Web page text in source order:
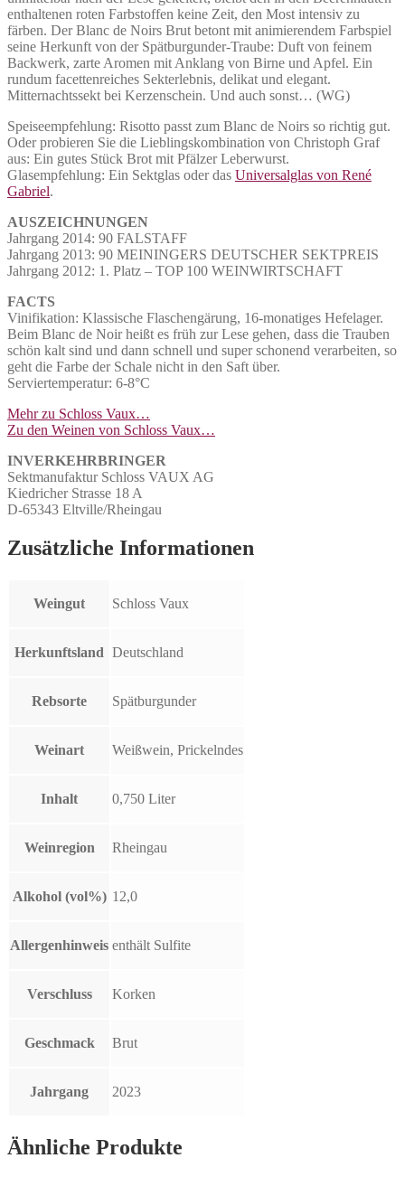
enthaltenen roten Farbstoffen keine Zeit, den Most intensiv zu
färben. Der Blanc de Noirs Brut betont mit animierendem Farbspiel
seine Herkunft von der Spätburgunder-Traube: Duft von feinem
Backwerk, zarte Aromen mit Anklang von Birne und Apfel. Ein
rundum facettenreiches Sekterlebnis, delikat und elegant.
Mitternachtssekt bei Kerzenschein. Und auch sonst… (WG)
Speiseempfehlung: Risotto passt zum Blanc de Noirs so richtig gut.
Oder probieren Sie die Lieblingskombination von Christoph Graf
aus: Ein gutes Stück Brot mit Pfälzer Leberwurst.
Glasempfehlung: Ein Sektglas oder das Universalglas von René
Gabriel.
AUSZEICHNUNGEN
Jahrgang 2014: 90 FALSTAFF
Jahrgang 2013: 90 MEININGERS DEUTSCHER SEKTPREIS
Jahrgang 2012: 1. Platz – TOP 100 WEINWIRTSCHAFT
FACTS
Vinifikation: Klassische Flaschengärung, 16-monatiges Hefelager.
Beim Blanc de Noir heißt es früh zur Lese gehen, dass die Trauben
schön kalt sind und dann schnell und super schonend verarbeiten, so
geht die Farbe der Schale nicht in den Saft über.
Serviertemperatur: 6-8°C
Mehr zu Schloss Vaux…
Zu den Weinen von Schloss Vaux…
INVERKEHRBRINGER
Sektmanufaktur Schloss VAUX AG
Kiedricher Strasse 18 A
D-65343 Eltville/Rheingau
Zusätzliche Informationen
Weingut Schloss Vaux
Herkunftsland Deutschland
Rebsorte Spätburgunder
Weinart Weißwein, Prickelndes
Inhalt 0,750 Liter
Weinregion Rheingau
Alkohol (vol%) 12,0
Allergenhinweis enthält Sulfite
Verschluss Korken
Geschmack Brut
Jahrgang 2023
Ähnliche Produkte